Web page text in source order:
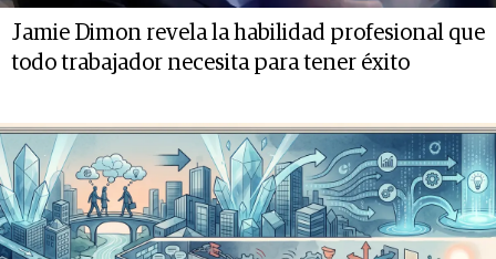
Jamie Dimon revela la habilidad profesional que
todo trabajador necesita para tener éxito